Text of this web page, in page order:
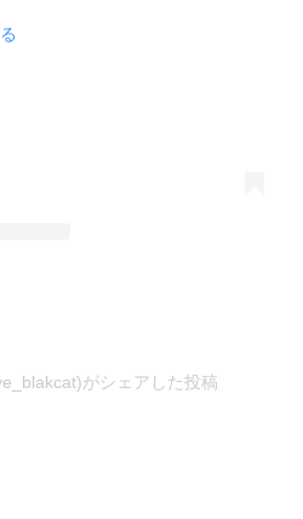
がシェアした投稿